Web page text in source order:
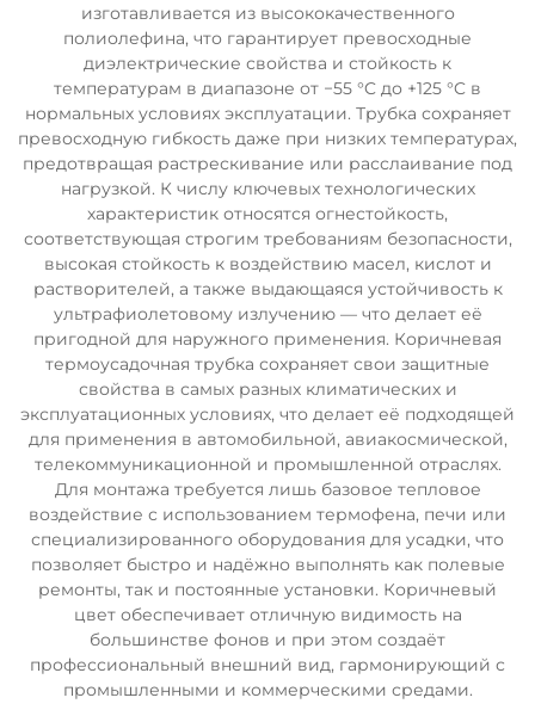
изготавливается из высококачественного
полиолефина, что гарантирует превосходные
диэлектрические свойства и стойкость к
температурам в диапазоне от −55 °C до +125 °C в
нормальных условиях эксплуатации. Трубка сохраняет
превосходную гибкость даже при низких температурах,
предотвращая растрескивание или расслаивание под
нагрузкой. К числу ключевых технологических
характеристик относятся огнестойкость,
соответствующая строгим требованиям безопасности,
высокая стойкость к воздействию масел, кислот и
растворителей, а также выдающаяся устойчивость к
ультрафиолетовому излучению — что делает её
пригодной для наружного применения. Коричневая
термоусадочная трубка сохраняет свои защитные
свойства в самых разных климатических и
эксплуатационных условиях, что делает её подходящей
для применения в автомобильной, авиакосмической,
телекоммуникационной и промышленной отраслях.
Для монтажа требуется лишь базовое тепловое
воздействие с использованием термофена, печи или
специализированного оборудования для усадки, что
позволяет быстро и надёжно выполнять как полевые
ремонты, так и постоянные установки. Коричневый
цвет обеспечивает отличную видимость на
большинстве фонов и при этом создаёт
профессиональный внешний вид, гармонирующий с
промышленными и коммерческими средами.